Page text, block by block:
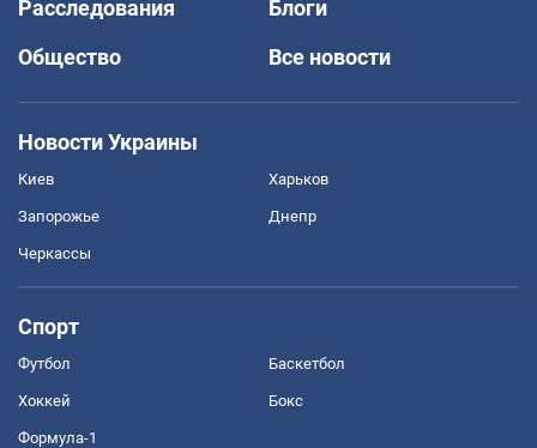
Расследования
Блоги
Общество
Все новости
Новости Украины
Киев Харьков
Запорожье Днепр
Черкассы
Спорт
Футбол Баскетбол
Хоккей Бокс
Формула-1